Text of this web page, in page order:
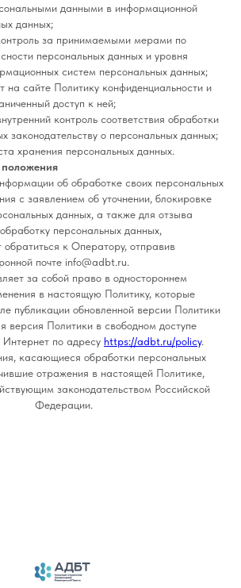
данными в информационной
данных;
за принимаемыми мерами по
персональных данных и уровня
систем персональных данных;
сайте Политику конфиденциальности и
доступ к ней;
контроль соответствия обработки
законодательству о персональных данных;
хранения персональных данных.
об обработке своих персональных
с заявлением об уточнении, блокировке
данных, а также для отзыва
персональных данных,
обратиться к Оператору, отправив
почте info@adbt.ru.
за собой право в одностороннем
в настоящую Политику, которые
публикации обновленной версии Политики
версия Политики в свободном доступе
по адресу https://adbt.ru/policy.
касающиеся обработки персональных
отражения в настоящей Политике,
законодательством Российской
Федерации.